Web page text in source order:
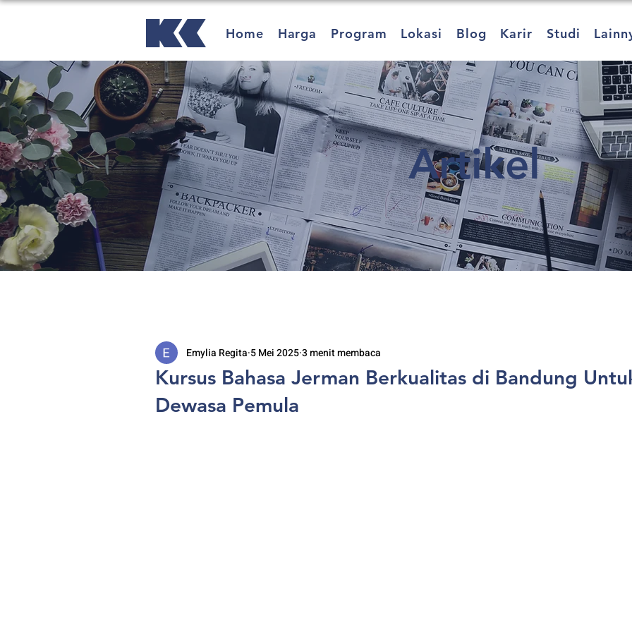
Home Harga Program Lokasi Blog Karir Studi
Artikel
Kursus Bahasa Jerman Berkualitas di Bandung
Dewasa Pemula
Emylia Regita 5 Mei 20253 menit membaca